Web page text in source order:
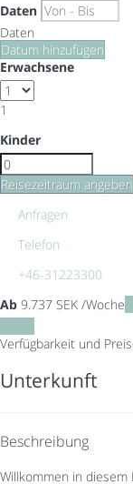
Daten
Daten
Datum hinzufügen
Erwachsene
1
Kinder
Reisezeitraum angeben
Anfragen
Telefon
+46-31223300
Ab 9.737 SEK /Woche
Verfügbarkeit und
Unterkunft
Beschreibung
Willkommen in